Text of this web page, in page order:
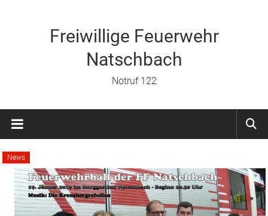
Freiwillige Feuerwehr
Natschbach
Notruf 122
News